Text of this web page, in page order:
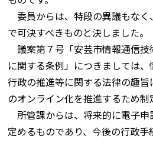
委員からは、特段の異議もな
で可決すべきものと決しました。
議案第７号「安芸市情報通信
に関する条例」につきましては
行政の推進等に関する法律の趣
のオンライン化を推進するため制
所管課からは、将来的に電子申
定めるものであり、今後の行政